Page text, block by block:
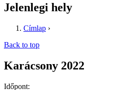
Jelenlegi hely
Címlap ›
Back to top
Karácsony 2022
Időpont: